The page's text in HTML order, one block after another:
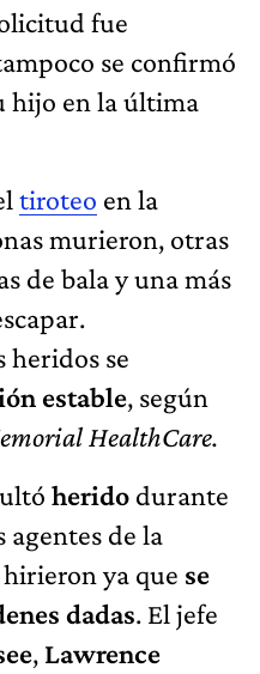
fue
se confirmó
hijo en la última
tiroteo en la
murieron, otras
de bala y una más
heridos se
estable, según
HealthCare.
herido durante
agentes de la
ya que se
dadas. El jefe
, Lawrence